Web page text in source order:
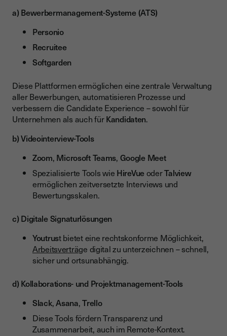
a) Bewerbermanagement-Systeme (ATS)
Personio
Recruitee
Softgarden
Diese Plattformen ermöglichen eine zentrale Verwaltung
aller Bewerbungen, automatisieren Prozesse und
verbessern die Candidate Experience – sowohl für
Unternehmen als auch fürKandidaten.
b) Videointerview-Tools
Zoom, Microsoft Teams, Google Meet
Spezialisierte Tools wie HireVueoderTalview
ermöglichen zeitversetzte Interviews und
Bewertungsskalen.
c) Digitale Signaturlösungen
Youtrust bietet eine rechtskonforme Möglichkeit,
Arbeitsverträge digital zu unterzeichnen – schnell,
sicher und ortsunabhängig.
d) Kollaborations- und Projektmanagement-Tools
Slack,Asana,Trello
Diese Tools fördern Transparenz und
Zusammenarbeit, auch im Remote-Kontext.